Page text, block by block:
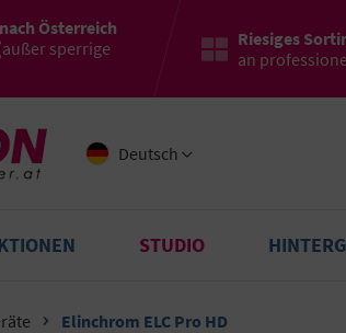
Österreich
sperrige
Riesiges
an
Deutsch
STUDIO
Elinchrom ELC Pro HD